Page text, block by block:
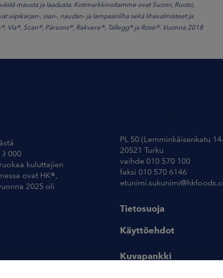
mausta ja laadusta. Kotimarkkinoitamme ovat Suomi, Ruotsi,
siipikarjan-, sian-, naudan- ja lampaanliha sekä lihavalmisteet ja
Scan®, Pärsons®, Rakvere®, Tallegg® ja Rose®. Vuonna 2018
000
kuluttajien
ovat HK®,
2025 oli
PL 50 (Lemminkäisenkatu
20521 Turku
vaihde 010 570 100
faksi 010 570 6146
Tietosuoja
Käyttöehdot
Kuvapankki